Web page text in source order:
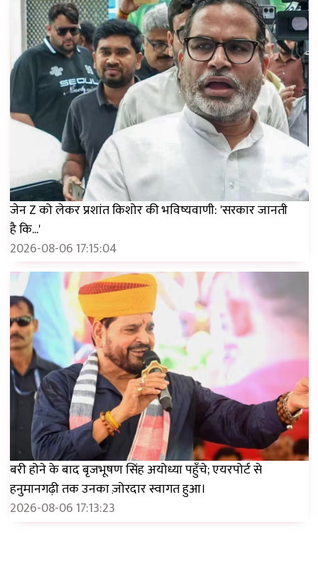
जेन Z को लेकर प्रशांत किशोर की भविष्यवाणी: 'सरकार जानती
है कि...'
2026-08-06 17:15:04
बरी होने के बाद बृजभूषण सिंह अयोध्या पहुँचे; एयरपोर्ट से
हनुमानगढ़ी तक उनका ज़ोरदार स्वागत हुआ।
2026-08-06 17:13:23